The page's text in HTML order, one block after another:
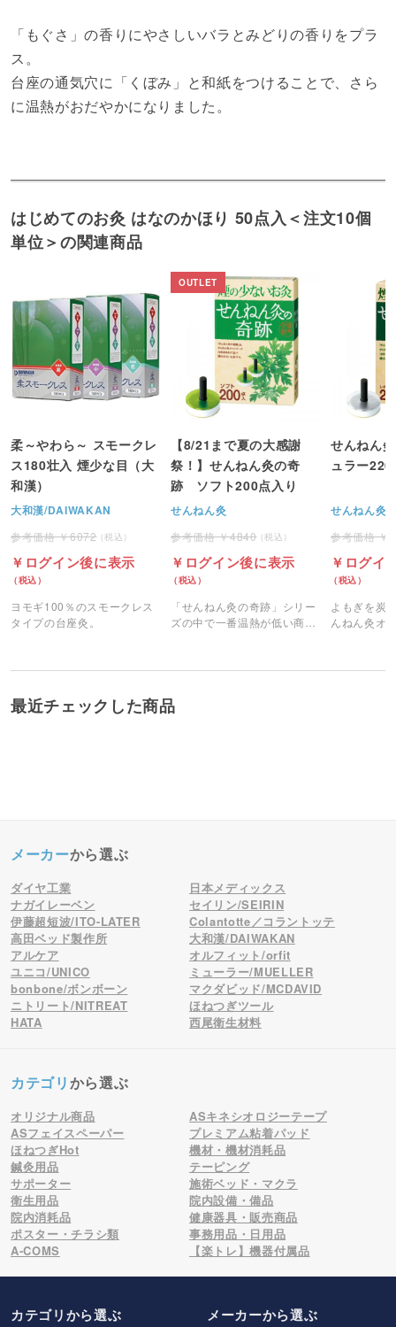
「もぐさ」の香りにやさしいバラとみどりの香りをプラ
ス。
台座の通気穴に「くぼみ」と和紙をつけることで、さら
に温熱がおだやかになりました。
はじめてのお灸 はなのかほり 50点入＜注文10個
単位＞の関連商品
柔～やわら～ スモークレ
ス180壮入 煙少な目（大
和漢）
大和漢/DAIWAKAN
6072
ログイン後に表示
ヨモギ100％のスモークレス
タイプの台座灸。
【8/21まで夏の大感謝
祭！】せんねん灸の奇
跡 ソフト200点入り
せんねん灸
4840
ログイン後に表示
「せんねん灸の奇跡」シリー
ズの中で一番温熱が低い商
せんねん
ュラー
せんねん灸
ログイ
よもぎを炭
んねん灸オ
最近チェックした商品
メーカーから選ぶ
ダイヤ工業
日本メディックス
ナガイレーベン
セイリン/SEIRIN
伊藤超短波/ITO-LATER
Colantotte／コラントッテ
高田ベッド製作所
大和漢/DAIWAKAN
アルケア
オルフィット/orfit
ユニコ/UNICO
ミューラー/MUELLER
bonbone/ボンボーン
マクダビッド/MCDAVID
ニトリート/NITREAT
ほねつぎツール
HATA
西尾衛生材料
カテゴリから選ぶ
オリジナル商品
ASキネシオロジーテープ
ASフェイスペーパー
プレミアム粘着パッド
ほねつぎHot
機材・機材消耗品
鍼灸用品
テーピング
サポーター
施術ベッド・マクラ
衛生用品
院内設備・備品
院内消耗品
健康器具・販売商品
ポスター・チラシ類
事務用品・日用品
A-COMS
【楽トレ】機器付属品
カテゴリから選ぶ メーカーから選ぶ